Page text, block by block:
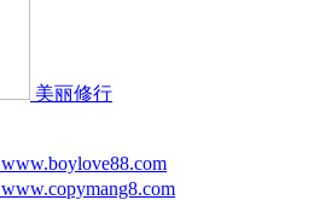
美丽修行
www.boylove88.com
www.copymang8.com